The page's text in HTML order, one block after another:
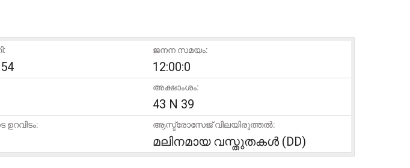
ജനന സമയം:
12:00:0
അക്ഷാംശം:
43 N 39
ഉറവിടം: ആസ്ട്രോസേജ് വിലയിരുത്തൽ:
മലിനമായ വസ്തുതകൾ (DD)